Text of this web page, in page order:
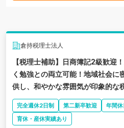
倉持税理士法人
【税理士補助】日商簿記2級歓迎
く勉強との両立可能！地域社会に
供し、和やかな雰囲気が印象的な
完全週休2日制 第二新卒歓迎 年間
育休・産休実績あり